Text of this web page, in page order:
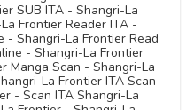
SUB ITA - Shangri-La
Frontier Reader ITA -
- Shangri-La Frontier Read
- Shangri-La Frontier
Manga Scan - Shangri-La
La Frontier ITA Scan -
- Scan ITA Shangri-La